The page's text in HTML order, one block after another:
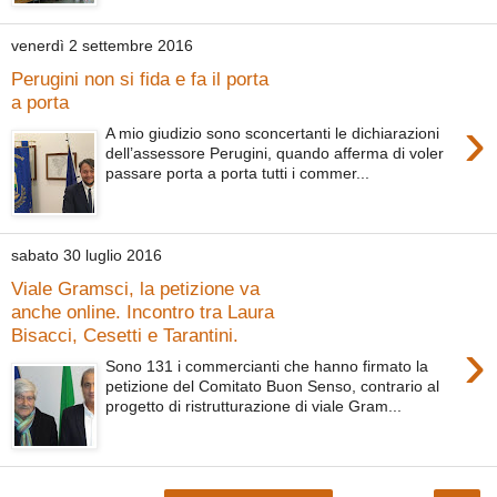
venerdì 2 settembre 2016
Perugini non si fida e fa il porta
a porta
›
A mio giudizio sono sconcertanti le dichiarazioni
dell’assessore Perugini, quando afferma di voler
passare porta a porta tutti i commer...
sabato 30 luglio 2016
Viale Gramsci, la petizione va
anche online. Incontro tra Laura
Bisacci, Cesetti e Tarantini.
›
Sono 131 i commercianti che hanno firmato la
petizione del Comitato Buon Senso, contrario al
progetto di ristrutturazione di viale Gram...